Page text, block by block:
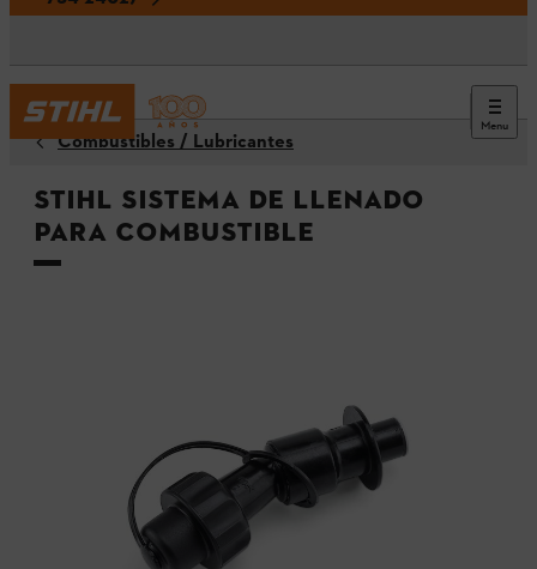
Menu
Combustibles / Lubricantes
STIHL Sistema de llenado
para combustible